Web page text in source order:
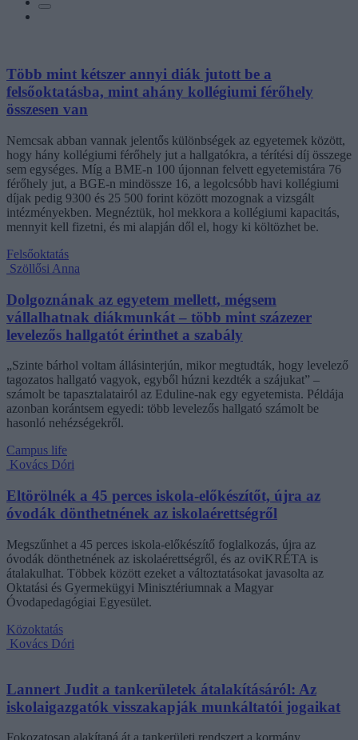
Több mint kétszer annyi diák jutott be a
felsőoktatásba, mint ahány kollégiumi férőhely
összesen van
Nemcsak abban vannak jelentős különbségek az egyetemek között,
hogy hány kollégiumi férőhely jut a hallgatókra, a térítési díj összege
sem egységes. Míg a BME-n 100 újonnan felvett egyetemistára 76
férőhely jut, a BGE-n mindössze 16, a legolcsóbb havi kollégiumi
díjak pedig 9300 és 25 500 forint között mozognak a vizsgált
intézményekben. Megnéztük, hol mekkora a kollégiumi kapacitás,
mennyit kell fizetni, és mi alapján dől el, hogy ki költözhet be.
Felsőoktatás
Szöllősi Anna
Dolgoznának az egyetem mellett, mégsem
vállalhatnak diákmunkát – több mint százezer
levelezős hallgatót érinthet a szabály
„Szinte bárhol voltam állásinterjún, mikor megtudták, hogy levelező
tagozatos hallgató vagyok, egyből húzni kezdték a szájukat” –
számolt be tapasztalatairól az Eduline-nak egy egyetemista. Példája
azonban korántsem egyedi: több levelezős hallgató számolt be
hasonló nehézségekről.
Campus life
Kovács Dóri
Eltörölnék a 45 perces iskola-előkészítőt, újra az
óvodák dönthetnének az iskolaérettségről
Megszűnhet a 45 perces iskola-előkészítő foglalkozás, újra az
óvodák dönthetnének az iskolaérettségről, és az oviKRÉTA is
átalakulhat. Többek között ezeket a változtatásokat javasolta az
Oktatási és Gyermekügyi Minisztériumnak a Magyar
Óvodapedagógiai Egyesület.
Közoktatás
Kovács Dóri
Lannert Judit a tankerületek átalakításáról: Az
iskolaigazgatók visszakapják munkáltatói jogaikat